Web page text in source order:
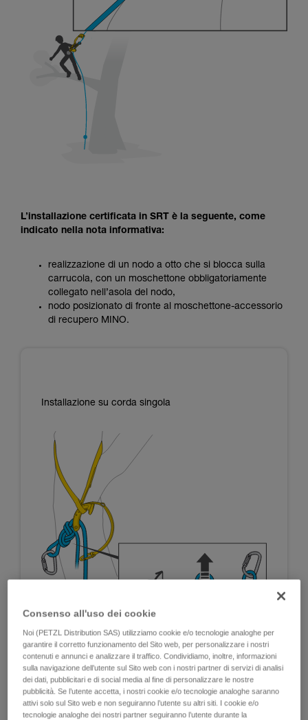
L’installazione certificata in SRT è la seguente, come
indicato nella nota informativa:
realizzazione di un nodo a otto che si blocca sulla
carrucola, con un moschettone obbligatoriamente
collegato nell’asola del nodo,
nodo posizionato di fronte al moschettone-accessorio
di recupero MINO.
Installazione su corda singola
Consenso all'uso dei cookie
Noi (PETZL Distribution SAS) utilizziamo cookie e/o tecnologie analoghe per
garantire il corretto funzionamento del Sito web, per personalizzare i nostri
contenuti e annunci e analizzare il traffico. Condividiamo, inoltre, informazioni
sulla navigazione dell’utente sul Sito web con i nostri partner di servizi di analisi
dei dati, pubblicitari e di social media al fine di personalizzare le nostre
pubblicità. Se l’utente accetta, i nostri cookie e/o tecnologie analoghe saranno
attivi solo sul Sito web e non seguiranno l’utente su altri siti. I cookie e/o
tecnologie analoghe dei nostri partner seguiranno l’utente durante la